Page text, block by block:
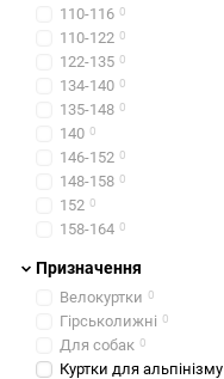
110-116 0
110-122 0
122-135 0
134-140 0
135-148 0
140 0
146-152 0
148-158 0
152 0
158-164 0
Призначення
Велокуртки 0
Гірськолижні 0
Для собак 0
Куртки для альпінізму